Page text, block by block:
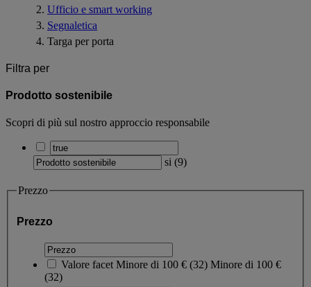
Ufficio e smart working
Segnaletica
Targa per porta
Filtra per
Prodotto sostenibile
Scopri di più sul nostro approccio responsabile
si (9)
Prezzo
Prezzo
Valore facet Minore di 100 € (32) Minore di 100 €
(32)